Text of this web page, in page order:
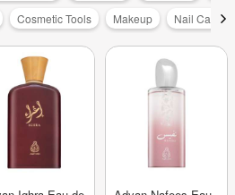
Cosmetic Tools Makeup Nail Care